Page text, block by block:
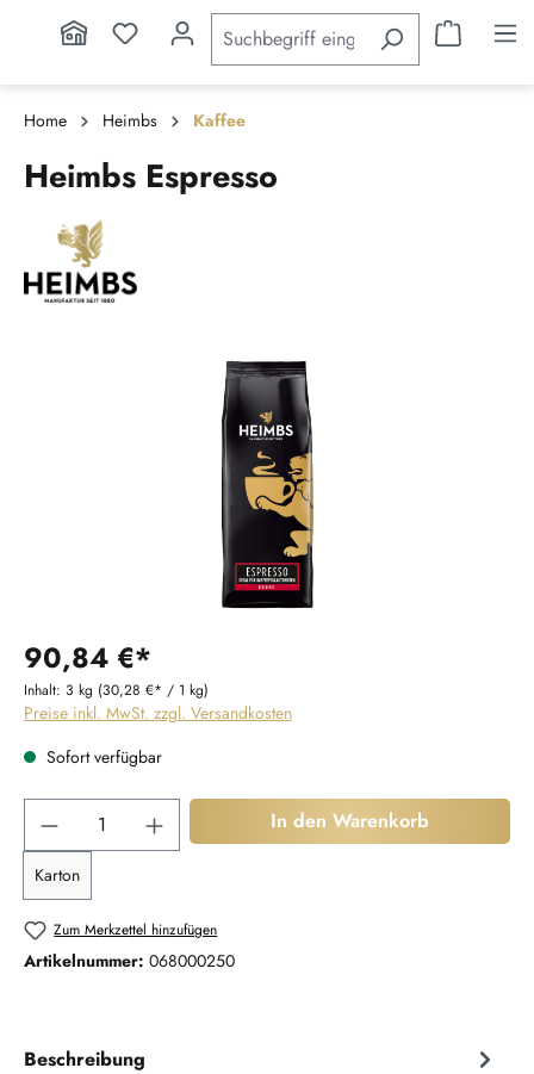
springen
Home Heimbs Kaffee
Heimbs Espresso
90,84 €*
Inhalt: 3 kg (30,28 €* / 1 kg)
Preise inkl. MwSt. zzgl. Versandkosten
Sofort verfügbar
Produkt Anzahl: Gib den gewünschten Wert
Karton
In den Warenkorb
Zum Merkzettel hinzufügen
Artikelnummer: 068000250
Beschreibung